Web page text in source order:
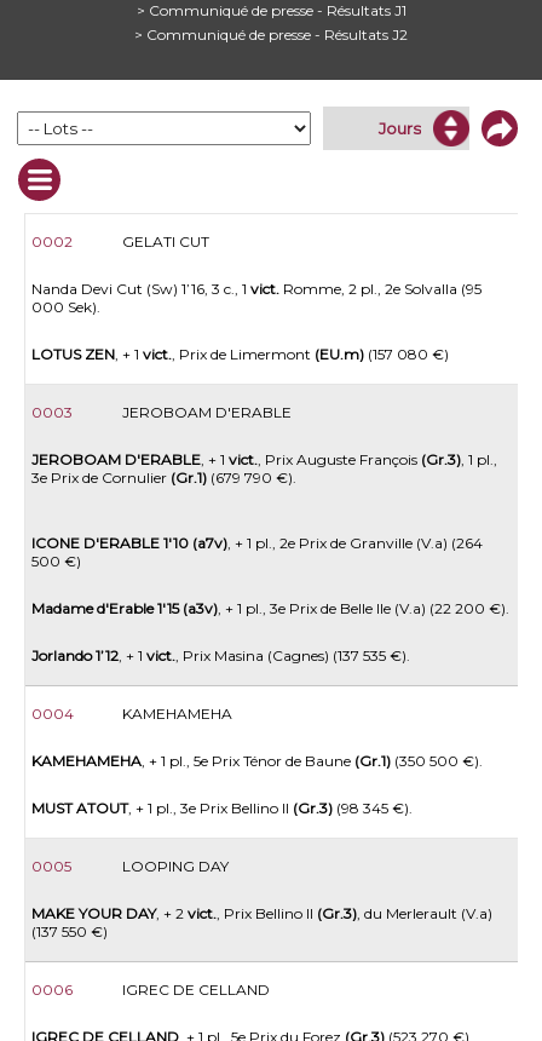
> Communiqué de presse - Résultats J1
> Communiqué de presse - Résultats J2
0
0002 GELATI CUT
Nanda Devi Cut (Sw) 1’16, 3 c., 1 vict. Romme, 2 pl., 2e Solvalla (95
000 Sek).
LOTUS ZEN, + 1 vict., Prix de Limermont (EU.m) (157 080 €)
0003 JEROBOAM D'ERABLE
JEROBOAM D'ERABLE, + 1 vict., Prix Auguste François (Gr.3), 1 pl.,
3e Prix de Cornulier (Gr.1) (679 790 €).
ICONE D'ERABLE 1'10 (a7v), + 1 pl., 2e Prix de Granville (V.a) (264
500 €)
Madame d'Erable 1'15 (a3v), + 1 pl., 3e Prix de Belle Ile (V.a) (22 200 €).
Jorlando 1’12, + 1 vict., Prix Masina (Cagnes) (137 535 €).
0004 KAMEHAMEHA
KAMEHAMEHA, + 1 pl., 5e Prix Ténor de Baune (Gr.1) (350 500 €).
MUST ATOUT, + 1 pl., 3e Prix Bellino II (Gr.3) (98 345 €).
0005 LOOPING DAY
MAKE YOUR DAY, + 2 vict., Prix Bellino II (Gr.3), du Merlerault (V.a)
(137 550 €)
0006 IGREC DE CELLAND
IGREC DE CELLAND , + 1 pl., 5e Prix du Forez (Gr.3) (523 270 €)